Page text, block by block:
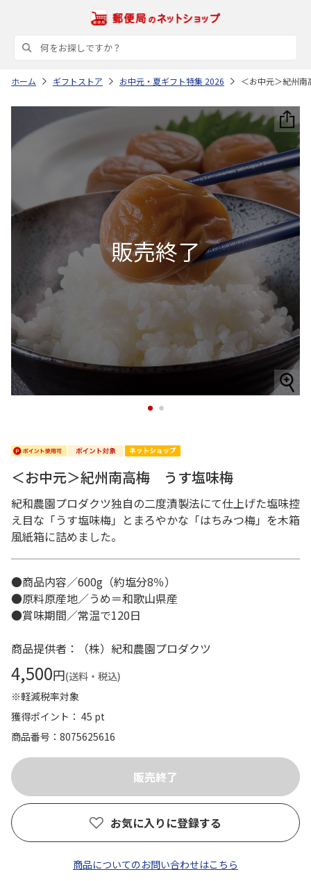
ホーム ギフトストア お中元・夏ギフト特集 2026 ＜お中元＞紀州
1 2
＜お中元＞紀州南高梅 うす塩味梅
紀和農園プロダクツ独自の二度漬製法にて仕上げた塩味控
え目な「うす塩味梅」とまろやかな「はちみつ梅」を木箱
風紙箱に詰めました。
●商品内容／600g（約塩分8％）
●原料原産地／うめ＝和歌山県産
●賞味期間／常温で120日
商品提供者：（株）紀和農園プロダクツ
4,500円(送料・税込)
※軽減税率対象
獲得ポイント： 45 pt
商品番号
8075625616
お気に入りに登録する
商品についてのお問い合わせはこちら